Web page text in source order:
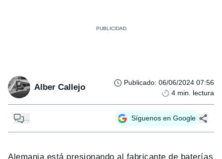
Alber Callejo Publicado: 06/06/2024 07:56
4 min. lectura
... Síguenos en Google
Alemania está presionando al fabricante de baterías